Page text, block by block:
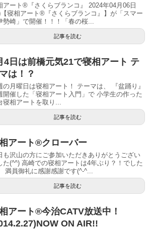
アート®『さくらブランコ』 2024年04月06日
寝相アート®︎『さくらブランコ』】が「スマー
勢崎」で開催！！！「春の桜...
記事を読む
4日は前橋元気21で寝相アート テ
は！？
の月曜日は寝相アート！ テーマは、 『盆踊り』
開催した「寝相アート入門」で 小学生の作った
寝相アートを取り...
記事を読む
アート®︎クローバー
も沢山の方にご参加いただきありがとうござい
た(^^) 高崎での寝相アートは4年ぶり？！でした
満員御礼に感謝感謝です(^-^...
記事を読む
アート®今治CATV放送中！
ON AIR!!